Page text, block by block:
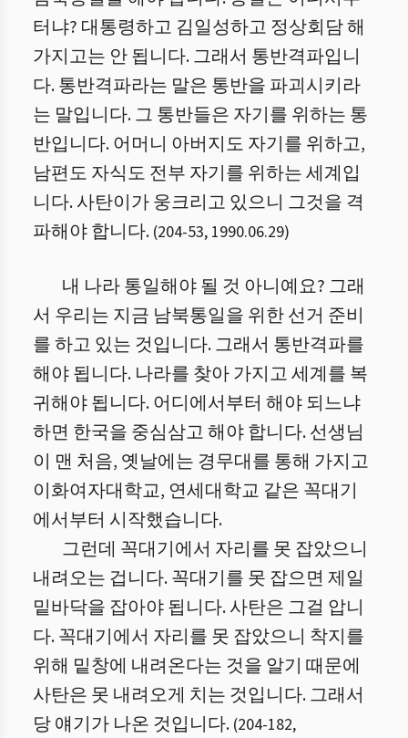
터냐? 대통령하고 김일성하고 정상회담 해
가지고는 안 됩니다. 그래서 통반격파입니
다. 통반격파라는 말은 통반을 파괴시키라
는 말입니다. 그 통반들은 자기를 위하는 통
반입니다. 어머니 아버지도 자기를 위하고,
남편도 자식도 전부 자기를 위하는 세계입
니다. 사탄이가 웅크리고 있으니 그것을 격
파해야 합니다. (204-53, 1990.06.29)
내 나라 통일해야 될 것 아니예요? 그래
서 우리는 지금 남북통일을 위한 선거 준비
를 하고 있는 것입니다. 그래서 통반격파를
해야 됩니다. 나라를 찾아 가지고 세계를 복
귀해야 됩니다. 어디에서부터 해야 되느냐
하면 한국을 중심삼고 해야 합니다. 선생님
이 맨 처음, 옛날에는 경무대를 통해 가지고
이화여자대학교, 연세대학교 같은 꼭대기
에서부터 시작했습니다.
그런데 꼭대기에서 자리를 못 잡았으니
내려오는 겁니다. 꼭대기를 못 잡으면 제일
밑바닥을 잡아야 됩니다. 사탄은 그걸 압니
다. 꼭대기에서 자리를 못 잡았으니 착지를
위해 밑창에 내려온다는 것을 알기 때문에
사탄은 못 내려오게 치는 것입니다. 그래서
당 얘기가 나온 것입니다. (204-182,